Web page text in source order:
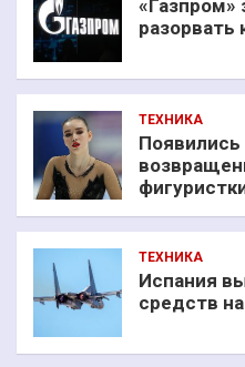
«Газпром»
разорвать
ТЕХНИКА
ТЕХНИКА
Испания
средств